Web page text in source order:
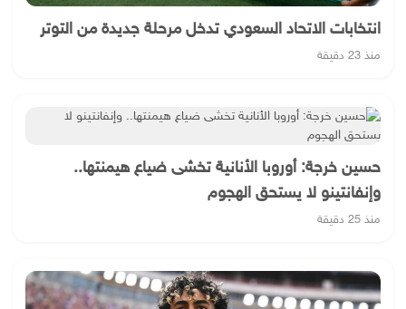
انتخابات الاتحاد السعودي تدخل مرحلة جديدة من التوتر
منذ 23 دقيقة
حسين خرجة: أوروبا الأنانية تخشى ضياع هيمنتها..
وإنفانتينو لا يستحق الهجوم
منذ 25 دقيقة